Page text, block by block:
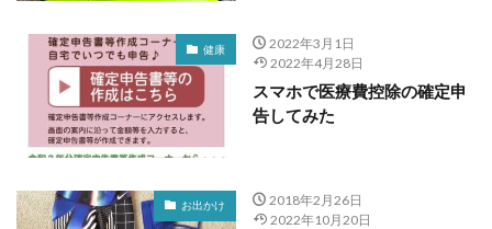
健康
2022年3月1日
2022年4月28日
スマホで医療費控除の確定申
告してみた
お出かけ
2018年2月26日
2022年10月20日